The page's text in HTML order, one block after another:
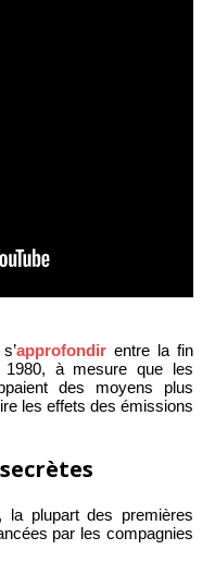
approfondirentre la fin
à mesure que les
des moyens plus
les effets des émissions
la plupart des premières
par les compagnies